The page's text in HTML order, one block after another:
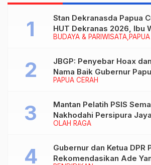
BUDAYA & PARIWISATA
Stan Dekranasda Papua
HUT Dekranas 2026, Ibu
Menikmati Karya Perajin
PAPUA CERAH
JBGP: Penyebar Hoax
Nama Baik Gubernur
Berhadapan dengan
OLAH RAGA
Mantan Pelatih PSIS
Nakhodahi Persipura
Gubernur dan Ketua DPR
Rekomendasikan Ade